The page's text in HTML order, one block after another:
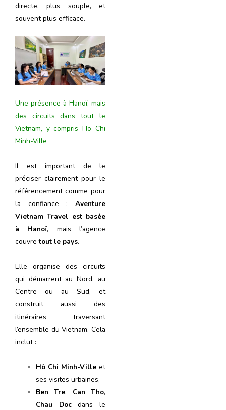
directe, plus souple, et
souvent plus efficace.
Une présence à Hanoï, mais
des circuits dans tout le
Vietnam, y compris Ho Chi
Minh-Ville
Il est important de le
préciser clairement pour le
référencement comme pour
la confiance : Aventure
Vietnam Travel est basée
à Hanoï, mais l’agence
couvretout le pays.
Elle organise des circuits
qui démarrent au Nord, au
Centre ou au Sud, et
construit aussi des
itinéraires traversant
l’ensemble du Vietnam. Cela
inclut :
Hô Chi Minh-Villeet
ses visites urbaines,
Ben Tre, Can Tho,
Chau Docdans le